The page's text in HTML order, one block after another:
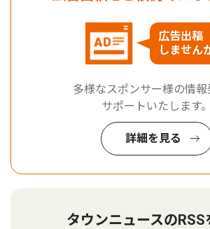
広告出稿
しません
多様なスポンサー様の情報
サポートいたします。
詳細を見る
タウンニュースのRSS